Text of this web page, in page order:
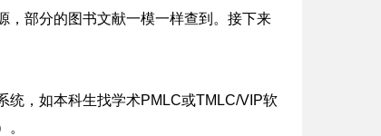
，部分的图书文献一模一样查到。接下来
统，如本科生找学术PMLC或TMLC/VIP软